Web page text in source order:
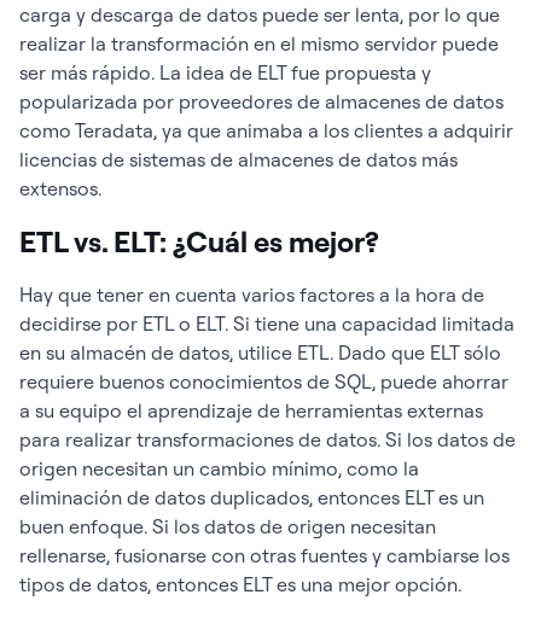
carga y descarga de datos puede ser lenta, por lo que
realizar la transformación en el mismo servidor puede
ser más rápido. La idea de ELT fue propuesta y
popularizada por proveedores de almacenes de datos
como Teradata, ya que animaba a los clientes a adquirir
licencias de sistemas de almacenes de datos más
extensos.
ETL vs. ELT: ¿Cuál es mejor?
Hay que tener en cuenta varios factores a la hora de
decidirse por ETL o ELT. Si tiene una capacidad limitada
en su almacén de datos, utilice ETL. Dado que ELT sólo
requiere buenos conocimientos de SQL, puede ahorrar
a su equipo el aprendizaje de herramientas externas
para realizar transformaciones de datos. Si los datos de
origen necesitan un cambio mínimo, como la
eliminación de datos duplicados, entonces ELT es un
buen enfoque. Si los datos de origen necesitan
rellenarse, fusionarse con otras fuentes y cambiarse los
tipos de datos, entonces ELT es una mejor opción.